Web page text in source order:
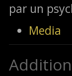
par un
Media